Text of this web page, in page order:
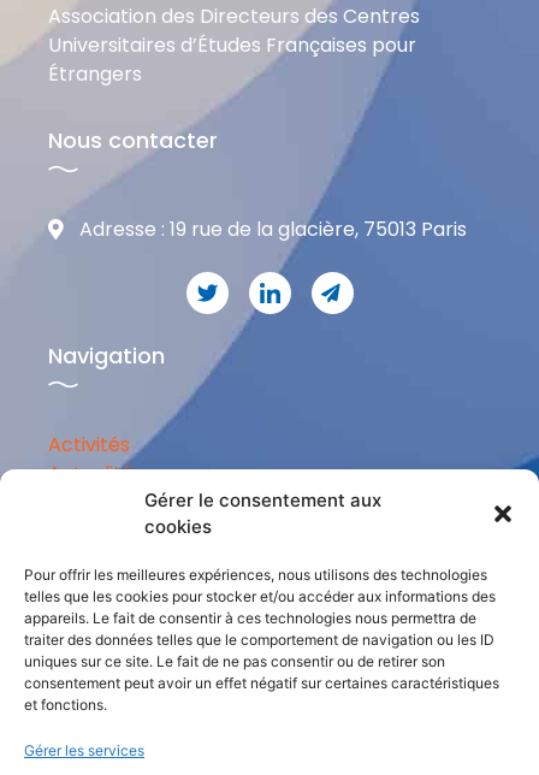
Gérer le consentement aux
cookies
Pour offrir les meilleures expériences, nous utilisons des technologies
telles que les cookies pour stocker et/ou accéder aux informations des
appareils. Le fait de consentir à ces technologies nous permettra de
traiter des données telles que le comportement de navigation ou les ID
uniques sur ce site. Le fait de ne pas consentir ou de retirer son
consentement peut avoir un effet négatif sur certaines caractéristiques
et fonctions.
Gérer les services
Association des Directeurs des Centres
Universitaires d’Études Françaises pour
Étrangers
Nous contacter
Adresse : 19 rue de la glacière, 75013 Paris
Navigation
Activités
Actualités
Ressources
Qui sommes-nous
Trouver votre centre
Confidentialité
Mentions légales